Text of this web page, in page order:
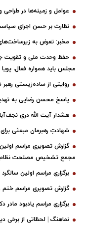
عوامل و زمینه‌ها در
نظارت بر حسن اجرای
مخبر: تعرض به
حفظ وحدت ملی و تقویت
مجلس باید همواره فعال،
روایتی از ساده‌زیستی رهبر
پاسخ محسن رضایی به
هشدار آیت الله دری
شهادتِ رهبرمان مبعثی
گزارش تصویری مراسم
مجمع تشخیص مصلحت
برگزاری مراسم اولین
گزارش تصویری مراسم ختم
برگزاری مراسم یادبود
نماهنگ | لحظاتی از برخی